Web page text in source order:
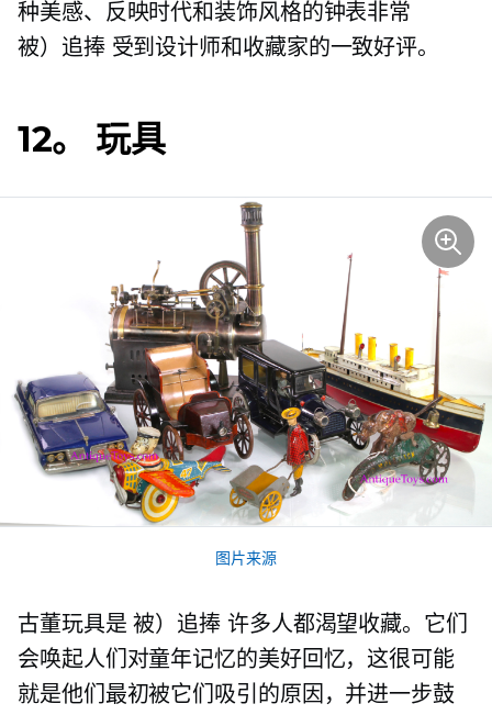
种美感、反映时代和装饰风格的钟表非常
被）追捧受到设计师和收藏家的一致好评。
12。 玩具
图片来源
古董玩具是被）追捧 许多人都渴望收藏。它们
会唤起人们对童年记忆的美好回忆，这很可能
就是他们最初被它们吸引的原因，并进一步鼓